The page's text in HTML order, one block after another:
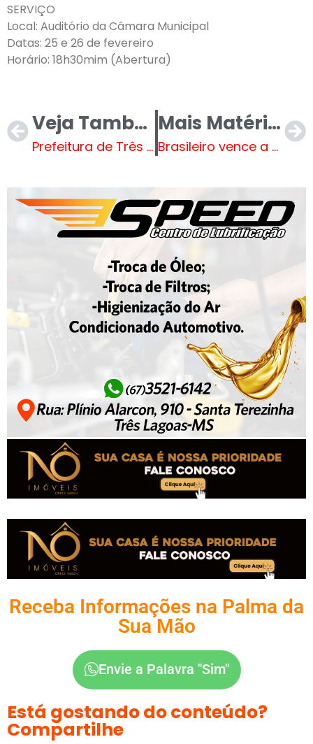
SERVIÇO
Local: Auditório da Câmara Municipal
Datas: 25 e 26 de fevereiro
Horário: 18h30mim (Abertura)
Veja Também
Prefeitura de Três Lagoas entregará mais 27 títulos de regularização fundiária nesta terça-feira (25)
Mais Matérias
Brasileiro vence a FIFA no tribunal sendo condenada a pagar mais de R$ 200 milhões
Receba Informações na Palma da
Sua Mão
Envie a Palavra "Sim"
Está gostando do conteúdo?
Compartilhe